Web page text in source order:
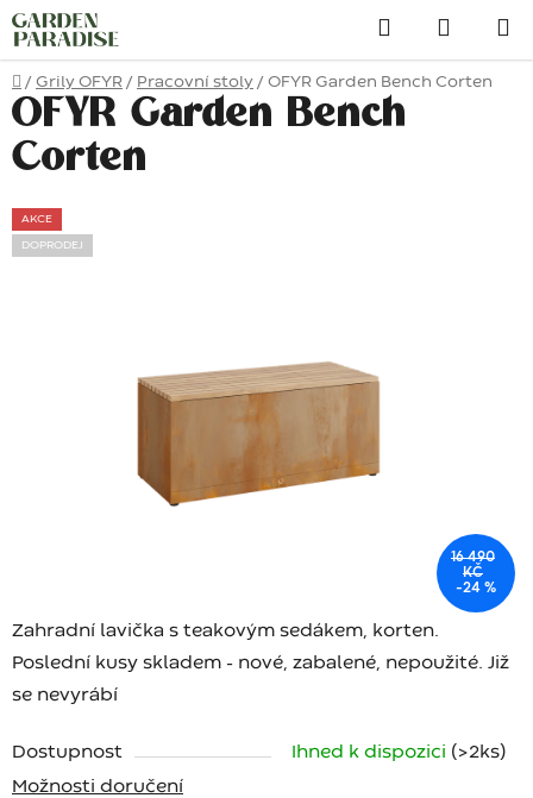
Přejít
na
obsah
Hledat
Domů
/ Grily OFYR / Pracovní stoly / OFYR Garden Bench Corten
Zahradní lavička s teakovým sedákem, korten.
Poslední kusy skladem - nové, zabalené, nepoužité. Již
se nevyrábí
Dostupnost Ihned k dispozici (>2 ks)
Možnosti doručení
OFYR Garden Bench
Corten
AKCE
DOPRODEJ
16 490
KČ
–24 %